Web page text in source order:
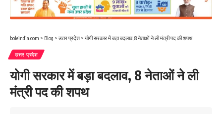
boleindia.com > Blog > उत्तर प्रदेश> योगी सरकार में बड़ा बदलाव, 8 नेताओं ने ली मंत्री पद की शपथ
उत्तर प्रदेश
योगी सरकार में बड़ा बदलाव, 8 नेताओं ने ली
मंत्री पद की शपथ